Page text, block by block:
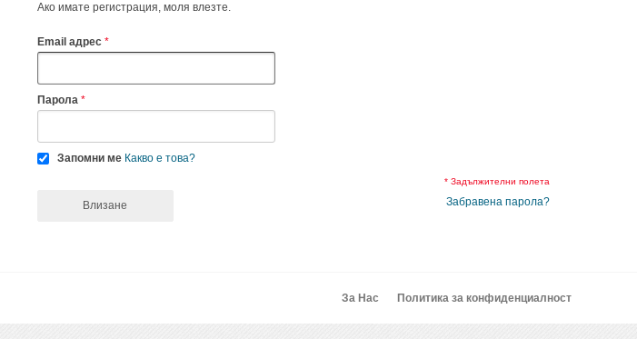
Ако имате регистрация, моля влезте.
Email адрес
Парола
Запомни ме Какво е това?
* Задължителни полета
Забравена парола?
Влизане
За Нас Политика за конфиденциалност